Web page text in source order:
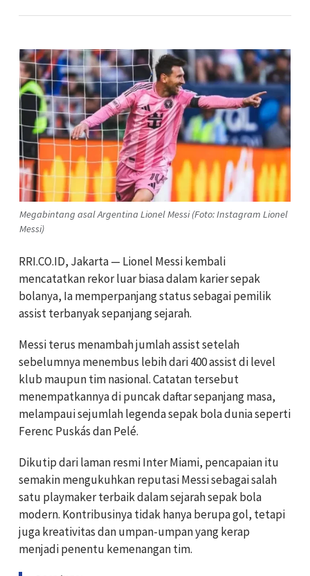
Megabintang asal Argentina Lionel Messi (Foto: Instagram Lionel
Messi)
RRI.CO.ID, Jakarta — Lionel Messi kembali
mencatatkan rekor luar biasa dalam karier sepak
bolanya, Ia memperpanjang status sebagai pemilik
assist terbanyak sepanjang sejarah.
Messi terus menambah jumlah assist setelah
sebelumnya menembus lebih dari 400 assist di level
klub maupun tim nasional. Catatan tersebut
menempatkannya di puncak daftar sepanjang masa,
melampaui sejumlah legenda sepak bola dunia seperti
Ferenc Puskás dan Pelé.
Dikutip dari laman resmi Inter Miami, pencapaian itu
semakin mengukuhkan reputasi Messi sebagai salah
satu playmaker terbaik dalam sejarah sepak bola
modern. Kontribusinya tidak hanya berupa gol, tetapi
juga kreativitas dan umpan-umpan yang kerap
menjadi penentu kemenangan tim.